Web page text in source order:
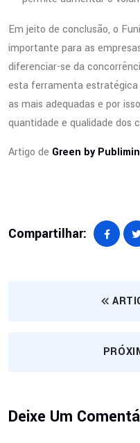
Em jeito de conclusão, o
importante para as
diferenciar-se da
esta ferramenta
as mais adequadas e por
quantidade e qualidade dos
Artigo de Green by
Compartilhar:
Deixe Um